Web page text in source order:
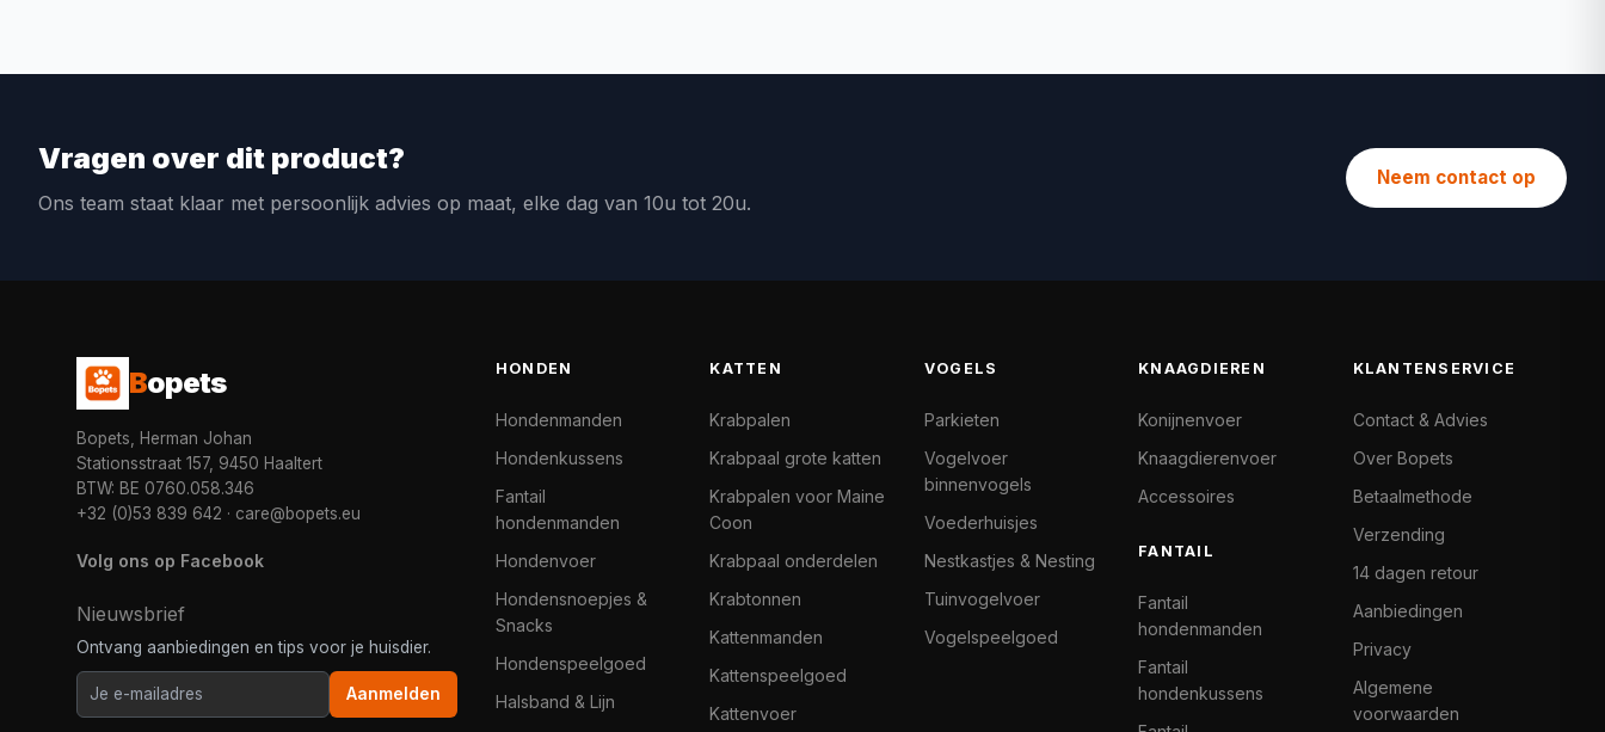
Vragen over dit product?
Ons team staat klaar met persoonlijk advies op maat, elke dag van 10u tot 20u.
Neem contact op
Bopets
Bopets, Herman Johan
Stationsstraat 157, 9450 Haaltert
BTW: BE 0760.058.346
+32 (0)53 839 642 · care@bopets.eu
Volg ons op Facebook
Nieuwsbrief
Ontvang aanbiedingen en tips voor je huisdier.
Aanmelden
HONDEN
Hondenmanden
Hondenkussens
Fantail
hondenmanden
Hondenvoer
Hondensnoepjes &
Snacks
Hondenspeelgoed
Halsband & Lijn
KATTEN
Krabpalen
Krabpaal grote katten
Krabpalen voor Maine
Coon
Krabpaal onderdelen
Krabtonnen
Kattenmanden
Kattenspeelgoed
Kattenvoer
VOGELS
Parkieten
Vogelvoer
binnenvogels
Voederhuisjes
Nestkastjes & Nesting
Tuinvogelvoer
Vogelspeelgoed
KNAAGDIEREN
Konijnenvoer
Knaagdierenvoer
Accessoires
FANTAIL
Fantail
hondenmanden
Fantail
hondenkussens
KLANTENSERVICE
Contact & Advies
Over Bopets
Betaalmethode
Verzending
14 dagen retour
Aanbiedingen
Privacy
Algemene
voorwaarden